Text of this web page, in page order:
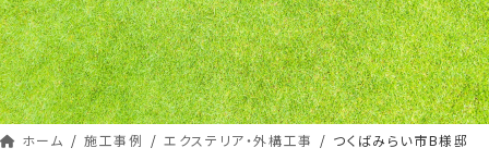
ホーム 施工事例 エクステリア・外構工事 つくばみらい市B様邸